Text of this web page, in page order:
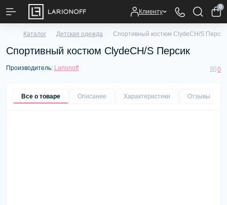
Клиенту
0
Каталог Детская одежда Спортивный костюм ClydeCH/S Персик
Спортивный костюм ClydeCH/S Персик
Производитель: Larionoff 0
Все о товаре Описание Характеристики Отзывы